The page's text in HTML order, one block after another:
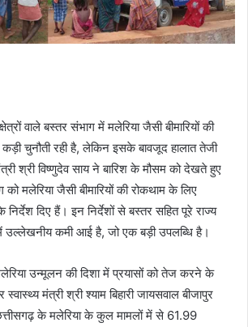
वाले बस्तर संभाग में मलेरिया जैसी बीमारियों की
चुनौती रही है, लेकिन इसके बावजूद हालात तेजी
श्री विष्णुदेव साय ने बारिश के मौसम को देखते हुए
को मलेरिया जैसी बीमारियों की रोकथाम के लिए
दिए हैं। इन निर्देशों से बस्तर सहित पूरे राज्य
उल्लेखनीय कमी आई है, जो एक बड़ी उपलब्धि है।
उन्मूलन की दिशा में प्रयासों को तेज करने के
मंत्री श्री श्याम बिहारी जायसवाल बीजापुर
के मलेरिया के कुल मामलों में से 61.99